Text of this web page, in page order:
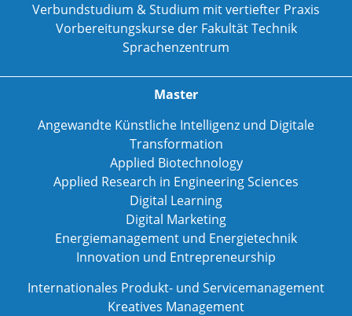
Verbundstudium & Studium mit vertiefter Praxis
Vorbereitungskurse der Fakultät Technik
Sprachenzentrum
Master
Angewandte Künstliche Intelligenz und Digitale
Transformation
Applied Biotechnology
Applied Research in Engineering Sciences
Digital Learning
Digital Marketing
Energiemanagement und Energietechnik
Innovation und Entrepreneurship
Internationales Produkt- und Servicemanagement
Kreatives Management